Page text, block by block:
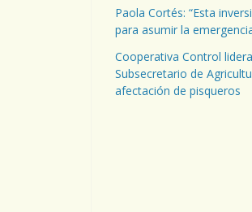
Paola Cortés: “Esta
para asumir la
Cooperativa Control
Subsecretario de
afectación de pisqueros